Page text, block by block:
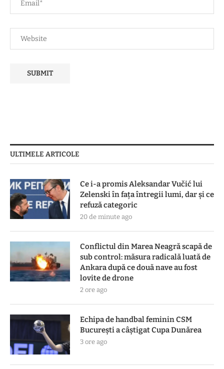
ULTIMELE ARTICOLE
Ce i-a promis Aleksandar Vučić lui
Zelenski în fața întregii lumi, dar și ce
refuză categoric
20 de minute ago
Conflictul din Marea Neagră scapă de
sub control: măsura radicală luată de
Ankara după ce două nave au fost
lovite de drone
2 ore ago
Echipa de handbal feminin CSM
Bucureşti a câştigat Cupa Dunărea
3 ore ago